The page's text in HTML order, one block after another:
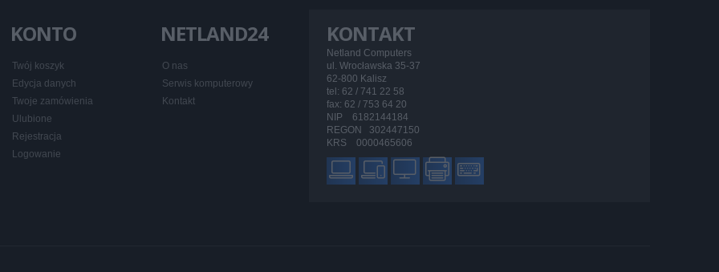
KONTAKT
Netland Computers
ul. Wrocławska 35-37
62-800 Kalisz
tel: 62 / 741 22 58
fax: 62 / 753 64 20
NIP 6182144184
REGON 302447150
KRS 0000465606
KONTO
Twój koszyk
Edycja danych
Twoje zamówienia
Ulubione
Rejestracja
Logowanie
NETLAND24
O nas
Serwis komputerowy
Kontakt